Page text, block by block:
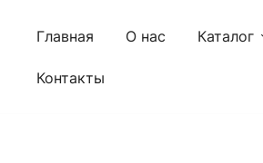
Главная О нас Каталог
Контакты